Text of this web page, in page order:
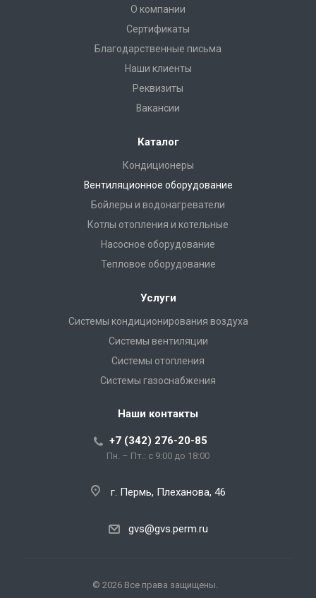
О компании
Сертификаты
Благодарственные письма
Наши клиенты
Реквизиты
Вакансии
Каталог
Кондиционеры
Вентиляционное оборудование
Бойлеры и водонагреватели
Котлы отопления и котельные
Насосное оборудование
Тепловое оборудование
Услуги
Системы кондиционирования воздуха
Системы вентиляции
Системы отопления
Системы газоснабжения
Наши контакты
+7 (342) 276-20-85
Пн. – Пт.: с 9:00 до 18:00
г. Пермь, Плеханова, 46
gvs@gvs.perm.ru
© 2026 Все права защищены.